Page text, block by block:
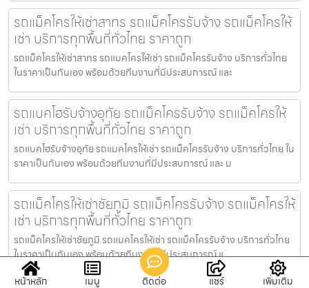
รถแม็คโครให้เช่าสาทร รถแม็คโครรับจ้าง รถแม็คโครให้
เช่า บริการทุกพื้นที่ทั่วไทย ราคาถูก
รถแม็คโครให้เช่าสาทร รถแมคโครให้เช่า รถแม็คโครรับจ้าง บริการทั่วไทย
ในราคาเป็นกันเอง พร้อมด้วยทีมงานที่มีประสบการณ์ และ
รถแบคโฮรับจ้างอุทัย รถแม็คโครรับจ้าง รถแม็คโครให้
เช่า บริการทุกพื้นที่ทั่วไทย ราคาถูก
รถแบคโฮรับจ้างอุทัย รถแมคโครให้เช่า รถแม็คโครรับจ้าง บริการทั่วไทย ใน
ราคาเป็นกันเอง พร้อมด้วยทีมงานที่มีประสบการณ์ และ ม
รถแม็คโครให้เช่าชัยภูมิ รถแม็คโครรับจ้าง รถแม็คโครให้
เช่า บริการทุกพื้นที่ทั่วไทย ราคาถูก
รถแม็คโครให้เช่าชัยภูมิ รถแมคโครให้เช่า รถแม็คโครรับจ้าง บริการทั่วไทย
ในราคาเป็นกันเอง พร้อมด้วยทีมงานที่มีประสบการณ์ แ
หน้าหลัก เมนู ติดต่อ แชร์ เพิ่มเติม